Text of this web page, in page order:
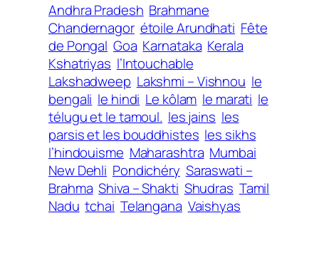
Andhra Pradesh Brahmane
Chandernagor étoile Arundhati Fête
de Pongal Goa Karnataka Kerala
Kshatriyas l’Intouchable
Lakshadweep Lakshmi – Vishnou le
bengali le hindi Le kôlam le marati le
télugu et le tamoul. les jains les
parsis et les bouddhistes les sikhs
l’hindouisme Maharashtra Mumbai
New Dehli Pondichéry Saraswati –
Brahma Shiva – Shakti Shudras Tamil
Nadu tchai Telangana Vaishyas